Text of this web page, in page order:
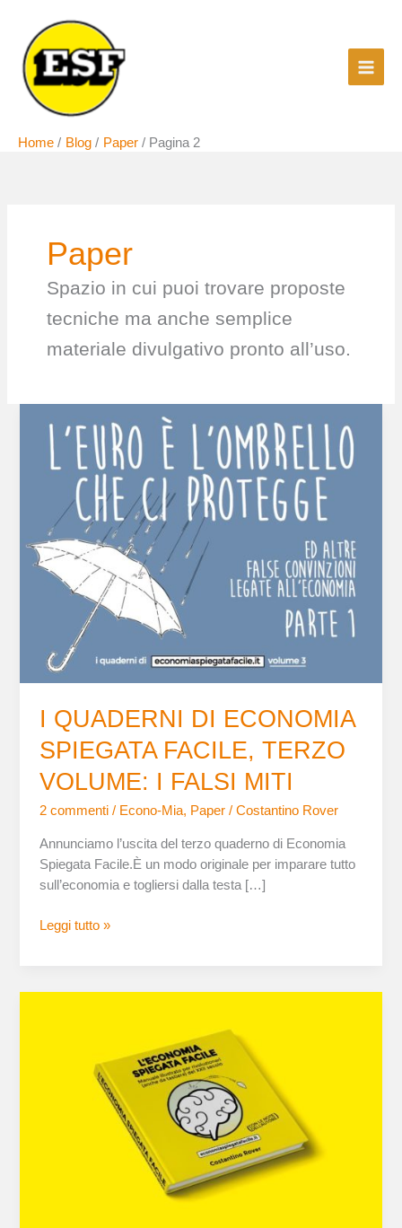
contenuto
Home Blog Paper Pagina 2
Paper
Spazio in cui puoi trovare proposte
tecniche ma anche semplice
materiale divulgativo pronto all’uso.
I QUADERNI DI ECONOMIA
SPIEGATA FACILE, TERZO
VOLUME: I FALSI MITI
2 commenti / Econo-Mia, Paper /Costantino Rover
Annunciamo l’uscita del terzo quaderno di Economia
Spiegata Facile.È un modo originale per imparare tutto
sull’economia e togliersi dalla testa […]
QUADERNI
DI
ECONOMIA
SPIEGATA
FACILE,
TERZO
VOLUME:
FALSI
Leggi tutto »
USCIAMO
DALL’EURO…